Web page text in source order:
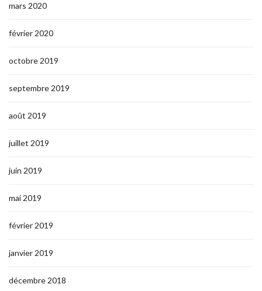
mars 2020
février 2020
octobre 2019
septembre 2019
août 2019
juillet 2019
juin 2019
mai 2019
février 2019
janvier 2019
décembre 2018